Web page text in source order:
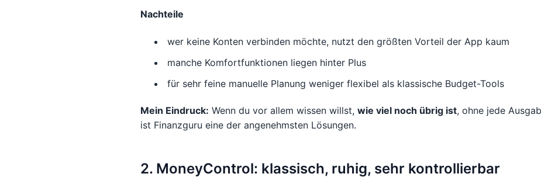
Nachteile
wer keine Konten verbinden möchte, nutzt den größten Vorteil der App kaum
manche Komfortfunktionen liegen hinter Plus
für sehr feine manuelle Planung weniger flexibel als klassische Budget-Tools
Mein Eindruck: Wenn du vor allem wissen willst, wie viel noch übrig ist, ohne jede
ist Finanzguru eine der angenehmsten Lösungen.
2. MoneyControl: klassisch, ruhig, sehr kontrollierbar